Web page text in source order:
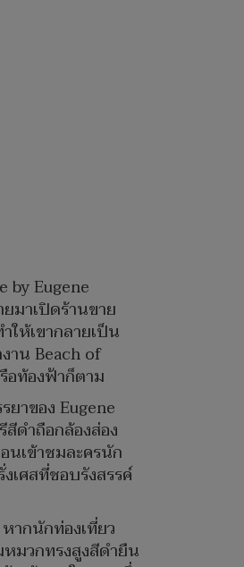
by Eugene
มาเปิดร้านขาย
ห้เขากลายเป็น
าน Beach of
อท้องฟ้าก็ตาม
าของ Eugene
ดำถือกล้องส่อง
เข้าชมละครนัก
เศสที่ชอบรังสรรค์
ากนักท่องเที่ยว
หมวกทรงสูงสีดำยืน